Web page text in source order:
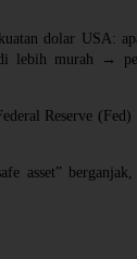
dolar USA:
lebih murah →
Reserve
asset”